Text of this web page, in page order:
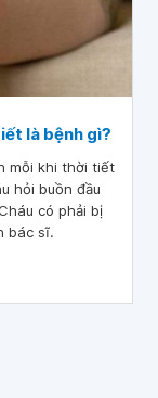
là bệnh gì?
mỗi khi thời tiết
hỏi buồn đầu
có phải bị
bác sĩ.